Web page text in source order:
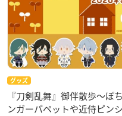
グッズ
『刀剣乱舞』御伴散歩～ぽ
ンガーパペットや近侍ピン